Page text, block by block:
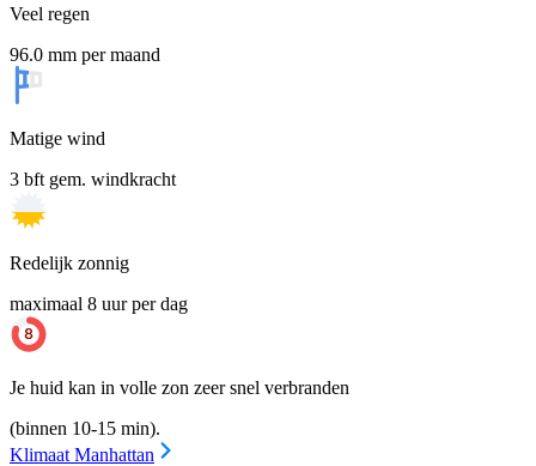
Veel regen
96.0 mm per maand
Matige wind
3 bft gem. windkracht
Redelijk zonnig
maximaal 8 uur per dag
Je huid kan in volle zon zeer snel verbranden
(binnen 10-15 min).
Klimaat Manhattan